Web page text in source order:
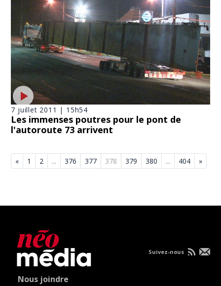
7 juillet 2011 | 15h54
Les immenses poutres pour le pont de
l'autoroute 73 arrivent
« 1 2 ... 376 377 378 379 380 ... 404 »
Nous joindre
Suivez-nous